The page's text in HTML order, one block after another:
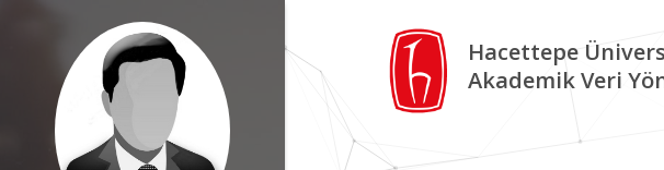
Hacettepe
Akademik Veri